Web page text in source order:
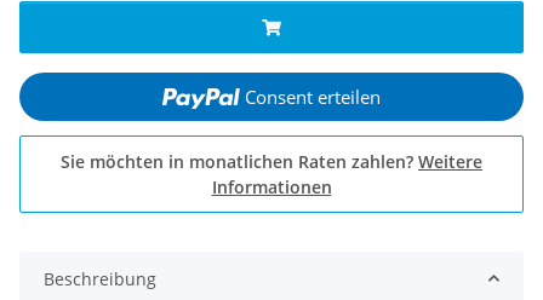
Consent erteilen
Sie möchten in monatlichen Raten zahlen? Weitere
Informationen
Beschreibung